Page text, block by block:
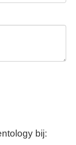
bij: